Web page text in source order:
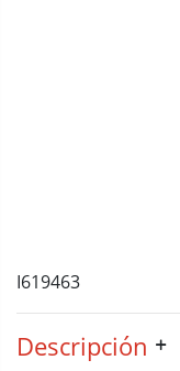
I619463
Descripción